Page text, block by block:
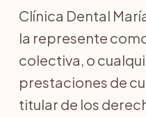
Clínica Dental
la represente
colectiva, o
prestaciones de
titular de los